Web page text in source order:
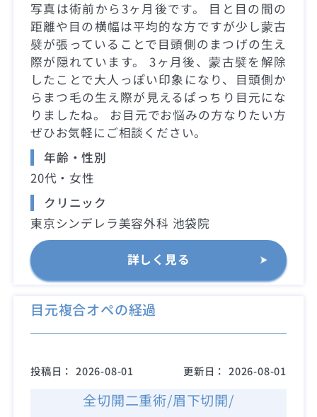
写真は術前から3ヶ月後です。 目と目の間の
距離や目の横幅は平均的な方ですが少し蒙古
襞が張っていることで目頭側のまつげの生え
際が隠れています。 3ヶ月後、蒙古襞を解除
したことで大人っぽい印象になり、目頭側か
らまつ毛の生え際が見えるぱっちり目元にな
りましたね。 お目元でお悩みの方なりたい方
ぜひお気軽にご相談ください。
年齢・性別
20代・女性
クリニック
東京シンデレラ美容外科 池袋院
詳しく見る
目元複合オペの経過
投稿日： 2026-08-01 更新日： 2026-08-01
全切開二重術/眉下切開/